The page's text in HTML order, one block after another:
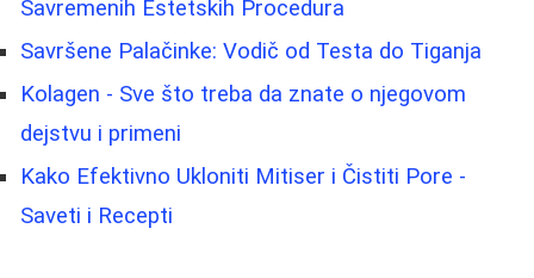
Savremenih Estetskih Procedura
Savršene Palačinke: Vodič od Testa do Tiganja
Kolagen - Sve što treba da znate o njegovom
dejstvu i primeni
Kako Efektivno Ukloniti Mitiser i Čistiti Pore -
Saveti i Recepti